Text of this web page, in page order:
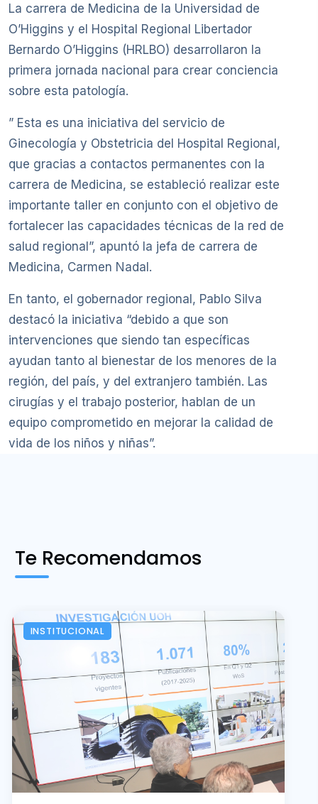
La carrera de Medicina de la Universidad de
O’Higgins y el Hospital Regional Libertador
Bernardo O’Higgins (HRLBO) desarrollaron la
primera jornada nacional para crear conciencia
sobre esta patología.
” Esta es una iniciativa del servicio de
Ginecología y Obstetricia del Hospital Regional,
que gracias a contactos permanentes con la
carrera de Medicina, se estableció realizar este
importante taller en conjunto con el objetivo de
fortalecer las capacidades técnicas de la red de
salud regional”, apuntó la jefa de carrera de
Medicina, Carmen Nadal.
En tanto, el gobernador regional, Pablo Silva
destacó la iniciativa “debido a que son
intervenciones que siendo tan específicas
ayudan tanto al bienestar de los menores de la
región, del país, y del extranjero también. Las
cirugías y el trabajo posterior, hablan de un
equipo comprometido en mejorar la calidad de
vida de los niños y niñas”.
Te Recomendamos
INSTITUCIONAL